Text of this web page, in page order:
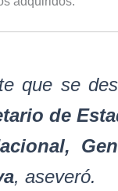
que se
de
, aseveró.